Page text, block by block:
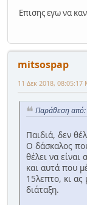
Επισης εγω να
mitsospap
11 Δεκ 2018,
Παράθεση από:
Παιδιά, δεν
Ο δάσκαλος
θέλει να
και αυτά που
15λεπτο, κι
διάταξη.